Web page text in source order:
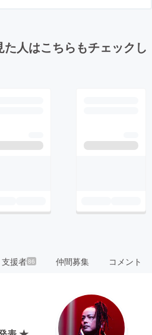
人はこちらもチェックし
支援者86 仲間募集 コメント